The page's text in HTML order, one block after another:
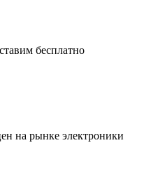
бесплатно
на рынке электроники